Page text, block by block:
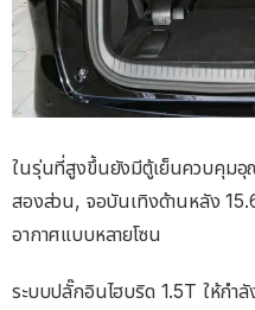
ในรุ่นที่สูงขึ้นยังมีตู้เย็นควบคุม
สองส่วน, จอบันเทิงด้านหลัง
อากาศแบบหลายโซน
ระบบปลั๊กอินไฮบริด 1.5T ให้กำ